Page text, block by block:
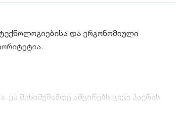
და ერგონომიული
მინიმუმამდე ამცირებს ცივი ჰაერის